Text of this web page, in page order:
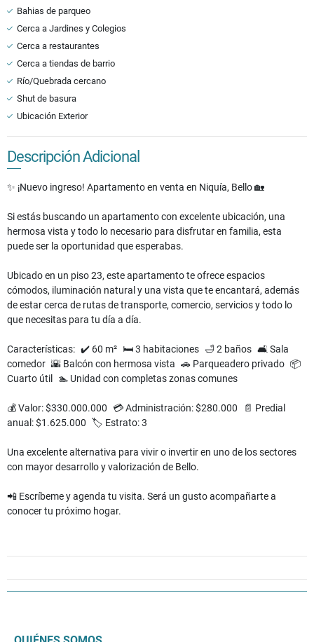
Bahias de parqueo
Cerca a Jardines y Colegios
Cerca a restaurantes
Cerca a tiendas de barrio
Río/Quebrada cercano
Shut de basura
Ubicación Exterior
Descripción Adicional
✨ ¡Nuevo ingreso! Apartamento en venta en Niquía, Bello 🏡
Si estás buscando un apartamento con excelente ubicación, una
hermosa vista y todo lo necesario para disfrutar en familia, esta
puede ser la oportunidad que esperabas.
Ubicado en un piso 23, este apartamento te ofrece espacios
cómodos, iluminación natural y una vista que te encantará, además
de estar cerca de rutas de transporte, comercio, servicios y todo lo
que necesitas para tu día a día.
Características: ✔️ 60 m² 🛏️ 3 habitaciones 🛁 2 baños 🛋️ Sala
comedor 🌇 Balcón con hermosa vista 🚗 Parqueadero privado 📦
Cuarto útil 🏊 Unidad con completas zonas comunes
💰 Valor: $330.000.000 💳 Administración: $280.000 📄 Predial
anual: $1.625.000 🏷️ Estrato: 3
Una excelente alternativa para vivir o invertir en uno de los sectores
con mayor desarrollo y valorización de Bello.
📲 Escríbeme y agenda tu visita. Será un gusto acompañarte a
conocer tu próximo hogar.